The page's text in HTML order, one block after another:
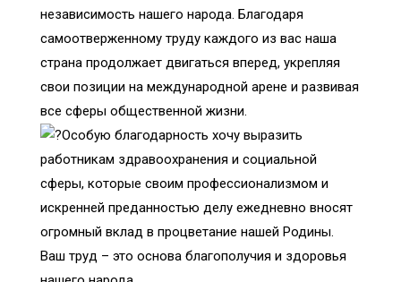
независимость нашего народа. Благодаря
самоотверженному труду каждого из вас наша
страна продолжает двигаться вперед, укрепляя
свои позиции на международной арене и развивая
все сферы общественной жизни.
Особую благодарность хочу выразить
работникам здравоохранения и социальной
сферы, которые своим профессионализмом и
искренней преданностью делу ежедневно вносят
огромный вклад в процветание нашей Родины.
Ваш труд – это основа благополучия и здоровья